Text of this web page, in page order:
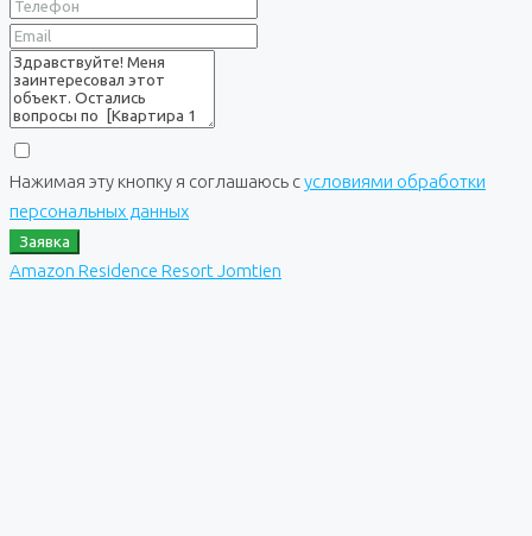
Нажимая эту кнопку я соглашаюсь сусловиями обработки
персональных данных
Заявка
Amazon Residence Resort Jomtien